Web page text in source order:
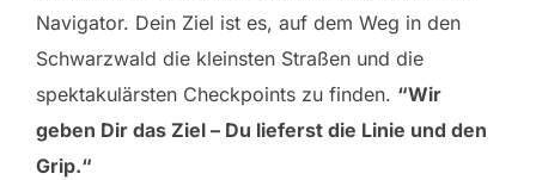
Navigator. Dein Ziel ist es, auf dem Weg in den
Schwarzwald die kleinsten Straßen und die
spektakulärsten Checkpoints zu finden. “Wir
geben Dir das Ziel – Du lieferst die Linie und den
Grip.“